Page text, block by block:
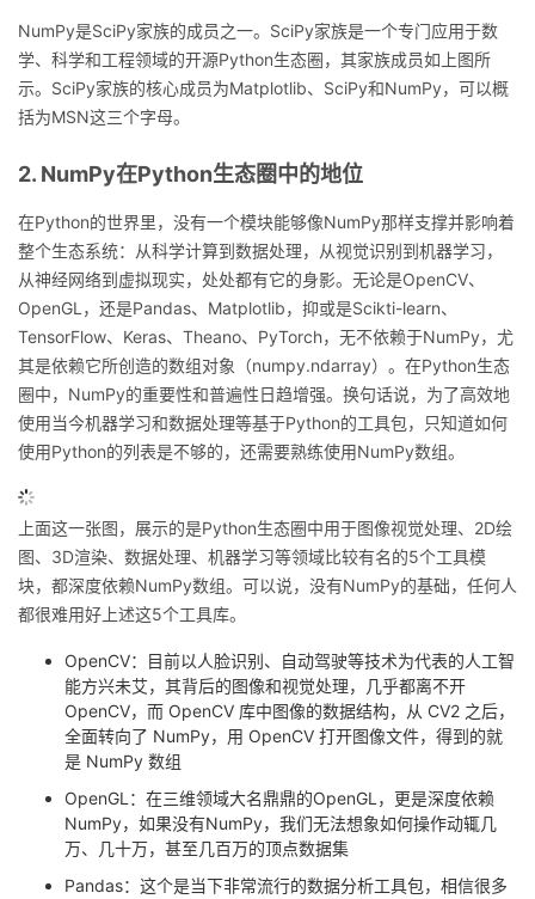
坛
圈
子
的
直
播
我
的
活
动
我
的
关
注
的
课
程
我
的
认
证
我
的
实
验
我
的
收
藏
技
术
支
持
的
云
声
建
议
NumPy是SciPy家族的成员之一。SciPy家族是一个专门应用于数
学、科学和工程领域的开源Python生态圈，其家族成员如上图所
示。SciPy家族的核心成员为Matplotlib、SciPy和NumPy，可以概
括为MSN这三个字母。
2. NumPy在Python生态圈中的地位
在Python的世界里，没有一个模块能够像NumPy那样支撑并影响着
整个生态系统：从科学计算到数据处理，从视觉识别到机器学习，
从神经网络到虚拟现实，处处都有它的身影。无论是OpenCV、
OpenGL，还是Pandas、Matplotlib，抑或是Scikti-learn、
TensorFlow、Keras、Theano、PyTorch，无不依赖于NumPy，尤
其是依赖它所创造的数组对象（numpy.ndarray）。在Python生态
圈中，NumPy的重要性和普遍性日趋增强。换句话说，为了高效地
使用当今机器学习和数据处理等基于Python的工具包，只知道如何
使用Python的列表是不够的，还需要熟练使用NumPy数组。
上面这一张图，展示的是Python生态圈中用于图像视觉处理、2D绘
图、3D渲染、数据处理、机器学习等领域比较有名的5个工具模
块，都深度依赖NumPy数组。可以说，没有NumPy的基础，任何人
都很难用好上述这5个工具库。
OpenCV：目前以人脸识别、自动驾驶等技术为代表的人工智
能方兴未艾，其背后的图像和视觉处理，几乎都离不开
OpenCV，而 OpenCV 库中图像的数据结构，从 CV2 之后，
全面转向了 NumPy，用 OpenCV 打开图像文件，得到的就
是 NumPy 数组
OpenGL：在三维领域大名鼎鼎的OpenGL，更是深度依赖
NumPy，如果没有NumPy，我们无法想象如何操作动辄几
万、几十万，甚至几百万的顶点数据集
Pandas：这个是当下非常流行的数据分析工具包，相信很多